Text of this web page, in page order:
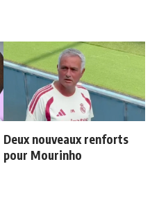
Deux nouveaux renforts
pour Mourinho